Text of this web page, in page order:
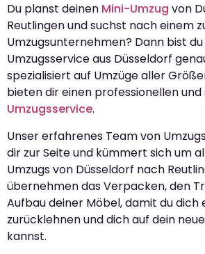
Du planst deinen Mini-Umzug von
Reutlingen und suchst nach einem
Umzugsunternehmen? Dann bist du
Umzugsservice aus Düsseldorf
spezialisiert auf Umzüge aller
bieten dir einen professionellen
Umzugsservice.
Unser erfahrenes Team von
dir zur Seite und kümmert sich um
Umzugs von Düsseldorf nach
übernehmen das Verpacken, den
Aufbau deiner Möbel, damit du dich
zurücklehnen und dich auf dein
kannst.